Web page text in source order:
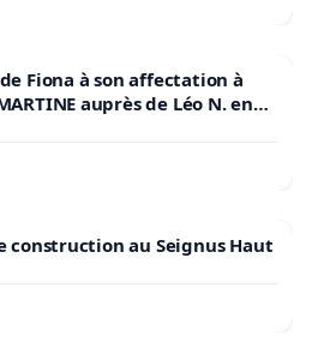
Fiona à son affectation à
auprès de Léo N. en
construction au Seignus Haut